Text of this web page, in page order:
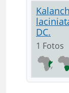
DC.
1 Fotos